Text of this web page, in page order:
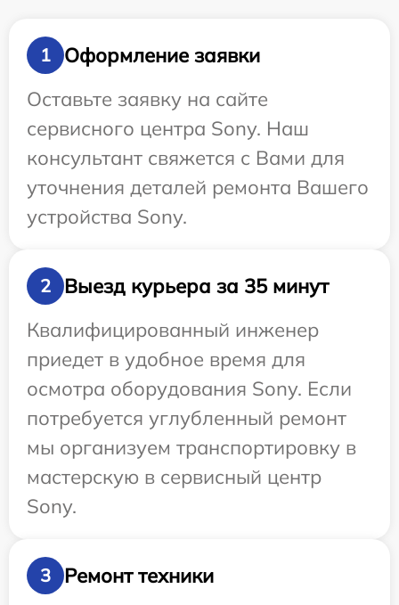
1
Оформление заявки
Оставьте заявку на сайте
сервисного центра Sony. Наш
консультант свяжется с Вами для
уточнения деталей ремонта Вашего
устройства Sony.
2
Выезд курьера за 35 минут
Квалифицированный инженер
приедет в удобное время для
осмотра оборудования Sony. Если
потребуется углубленный ремонт
мы организуем транспортировку в
мастерскую в сервисный центр
Sony.
3 Ремонт техники